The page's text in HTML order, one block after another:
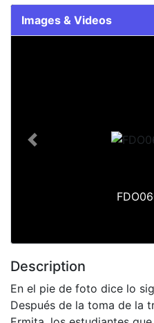
Images & Videos
Previous
Description
En el pie de foto dice lo
Después de la toma de la